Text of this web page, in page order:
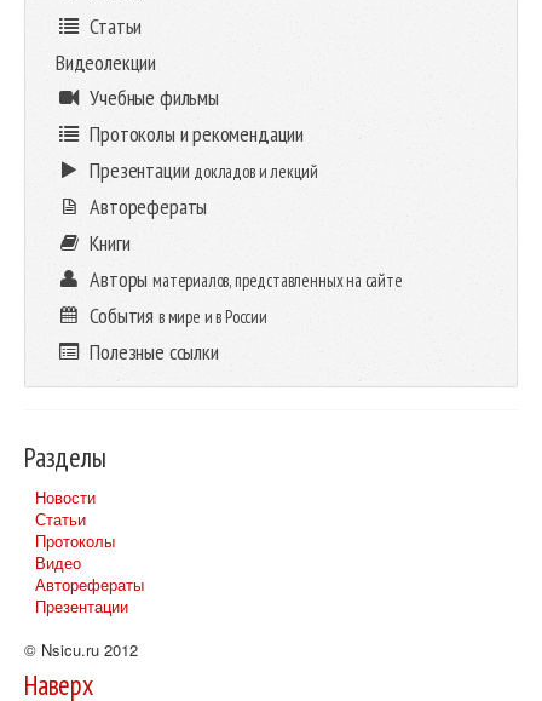
Статьи
Видеолекции
Учебные фильмы
Протоколы и рекомендации
Презентации докладов и лекций
Авторефераты
Книги
Авторыматериалов, представленных на сайте
События в мире и в России
Полезные ссылки
Разделы
Новости
Статьи
Протоколы
Видео
Авторефераты
Презентации
© Nsicu.ru 2012
Наверх